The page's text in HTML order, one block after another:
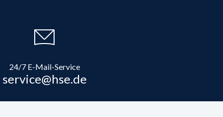
24/7 E-Mail-Service
service@hse.de